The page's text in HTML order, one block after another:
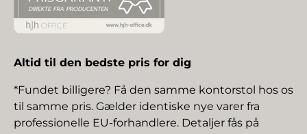
Altid til den bedste pris for dig
*Fundet billigere? Få den samme kontorstol hos os
til samme pris. Gælder identiske nye varer fra
professionelle EU-forhandlere. Detaljer fås på